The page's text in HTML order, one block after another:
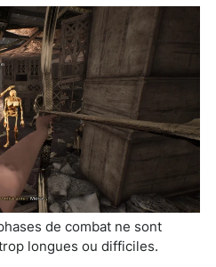
de combat ne sont
longues ou difficiles.